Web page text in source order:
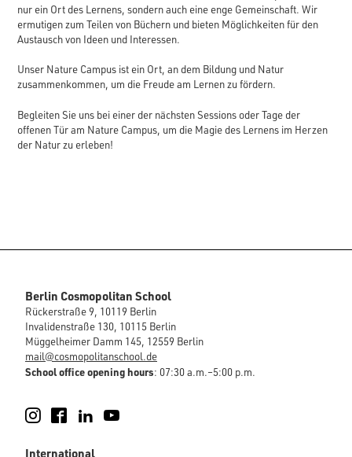
nur ein Ort des Lernens, sondern auch eine enge Gemeinschaft. Wir
ermutigen zum Teilen von Büchern und bieten Möglichkeiten für den
Austausch von Ideen und Interessen.
Unser Nature Campus ist ein Ort, an dem Bildung und Natur
zusammenkommen, um die Freude am Lernen zu fördern.
Begleiten Sie uns bei einer der nächsten Sessions oder Tage der
offenen Tür am Nature Campus, um die Magie des Lernens im Herzen
der Natur zu erleben!
Berlin Cosmopolitan School
Rückerstraße 9, 10119 Berlin
Invalidenstraße 130, 10115 Berlin
Müggelheimer Damm 145, 12559 Berlin
mail@cosmopolitanschool.de
School office opening hours: 07:30 a.m.–5:00 p.m.
Instagram
FacebookLinkedIn
International